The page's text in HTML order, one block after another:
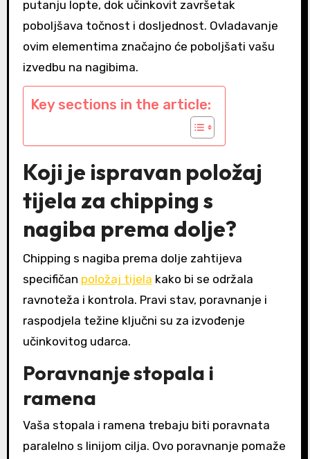
putanju lopte, dok učinkovit završetak
poboljšava točnost i dosljednost. Ovladavanje
ovim elementima značajno će poboljšati vašu
izvedbu na nagibima.
Key sections in the article:
Koji je ispravan položaj
tijela za chipping s
nagiba prema dolje?
Chipping s nagiba prema dolje zahtijeva
specifičan položaj tijela kako bi se održala
ravnoteža i kontrola. Pravi stav, poravnanje i
raspodjela težine ključni su za izvođenje
učinkovitog udarca.
Poravnanje stopala i
ramena
Vaša stopala i ramena trebaju biti poravnata
paralelno s linijom cilja. Ovo poravnanje pomaže